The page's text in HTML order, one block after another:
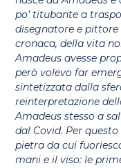
po’ titubante a
disegnatore e
cronaca, della vita
Amadeus avesse
però volevo far
sintetizzata dalla
reinterpretazione
Amadeus stesso a
dal Covid. Per
pietra da cui
mani e il viso: le